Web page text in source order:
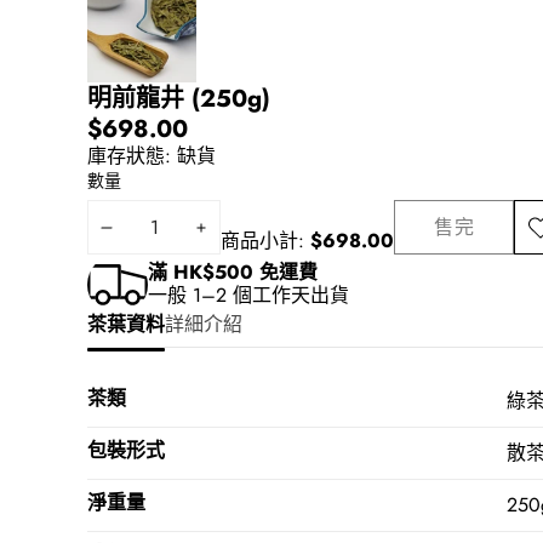
明前龍井 (250g)
$698.00
庫存狀態: 缺貨
數量
減
少
數
量
增
加
數
量
商品小計: $698.00 售完
加
入
單
滿 HK$500 免運費
一般 1–2 個工作天出貨
茶葉資料詳細介紹
茶類
綠
包裝形式
散
淨重量